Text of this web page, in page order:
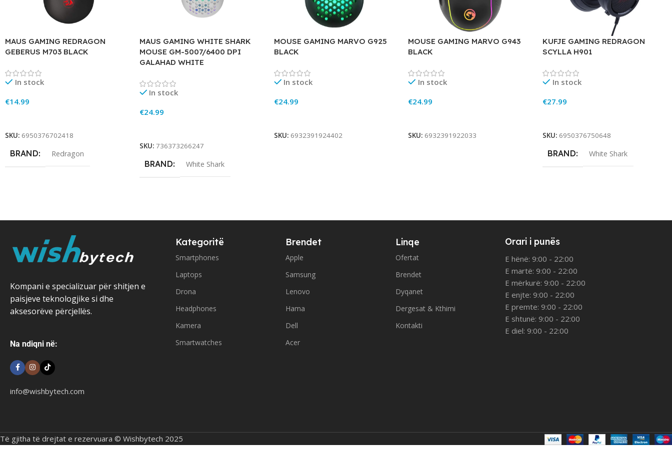
MAUS GAMING REDRAGON
GEBERUS M703 BLACK
In stock
€14.99
SKU: 6950376702418
BRAND Redragon
MAUS GAMING WHITE SHARK
MOUSE GM-5007/6400 DPI
GALAHAD WHITE
In stock
€24.99
SKU: 736373266247
BRAND White Shark
MOUSE GAMING MARVO G925
BLACK
In stock
€24.99
SKU: 6932391924402
MOUSE GAMING MARVO G943
BLACK
In stock
€24.99
SKU: 6932391922033
KUFJE GAMING REDRAGON
SCYLLA H901
In stock
€27.99
SKU: 6950376750648
BRAND White Shark
Kompani e specializuar për shitjen e
paisjeve teknologjike si dhe
aksesorëve përcjellës.
Na ndiqni në:
info@wishbytech.com
Kategoritë
Smartphones
Laptops
Drona
Headphones
Kamera
Smartwatches
Brendet
Apple
Samsung
Lenovo
Hama
Dell
Acer
Linqe
Ofertat
Brendet
Dyqanet
Dergesat & Kthimi
Kontakti
Orari i punës
E hënë: 9:00 - 22:00
E martë: 9:00 - 22:00
E mërkurë: 9:00 - 22:00
E enjte: 9:00 - 22:00
E premte: 9:00 - 22:00
E shtunë: 9:00 - 22:00
E diel: 9:00 - 22:00
Të gjitha të drejtat e rezervuara © Wishbytech 2025